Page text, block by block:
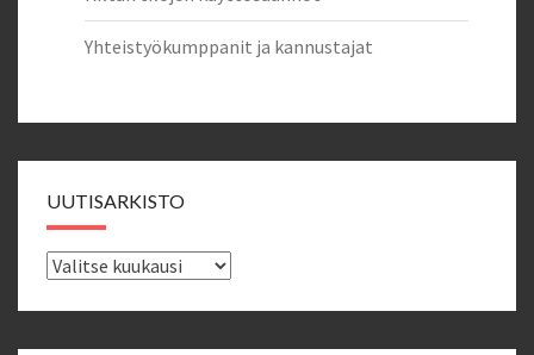
Yhteistyökumppanit ja kannustajat
UUTISARKISTO
Uutisarkisto